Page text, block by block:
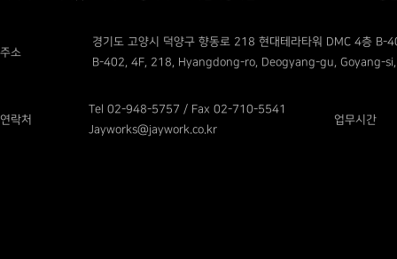
주소
경기도 고양시 덕양구 향동로 218 현대테라타워 DMC 4층 B-
B-402, 4F, 218, Hyangdong-ro, Deogyang-gu, Goyang-
연락처
Tel 02-948-5757 / Fax 02-710-5541
Jayworks@jaywork.co.kr
업무시간